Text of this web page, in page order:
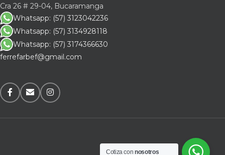
Cra 26 # 29-04, Bucaramanga
Whatsapp: (57) 3123042236
Whatsapp: (57) 3134928118
Whatsapp: (57) 3174366630
ferrefarbef@gmail.com
Cotiza connosotros